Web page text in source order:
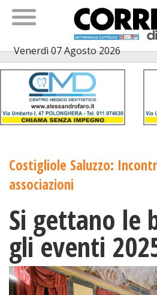
Venerdì 07 Agosto 2026
Costigliole Saluzzo:
associazioni
Si gettano le
gli eventi